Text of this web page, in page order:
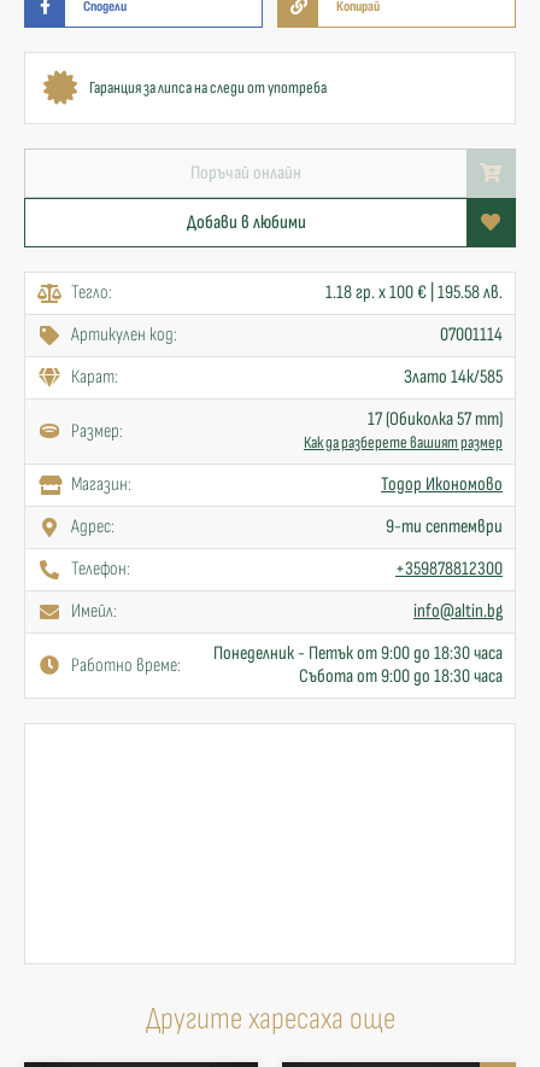
Сподели Копирай
Гаранция за липса на следи от употреба
Поръчай онлайн
Добави в любими
Тегло:
1.18 гр. x 100 € | 195.58 лв.
Артикулен код:
07001114
Карат:
Злато 14к/585
Размер: 17 (Обиколка 57 mm)
Как да разберете вашият размер
Mагазин:
Тодор Икономово
Адрес:
9-ти септември
Телефон:
+359878812300
Имейл:
info@altin.bg
Работно време:
Понеделник - Петък от 9:00 до 18:30 часа
Събота от 9:00 до 18:30 часа
Другите харесаха още